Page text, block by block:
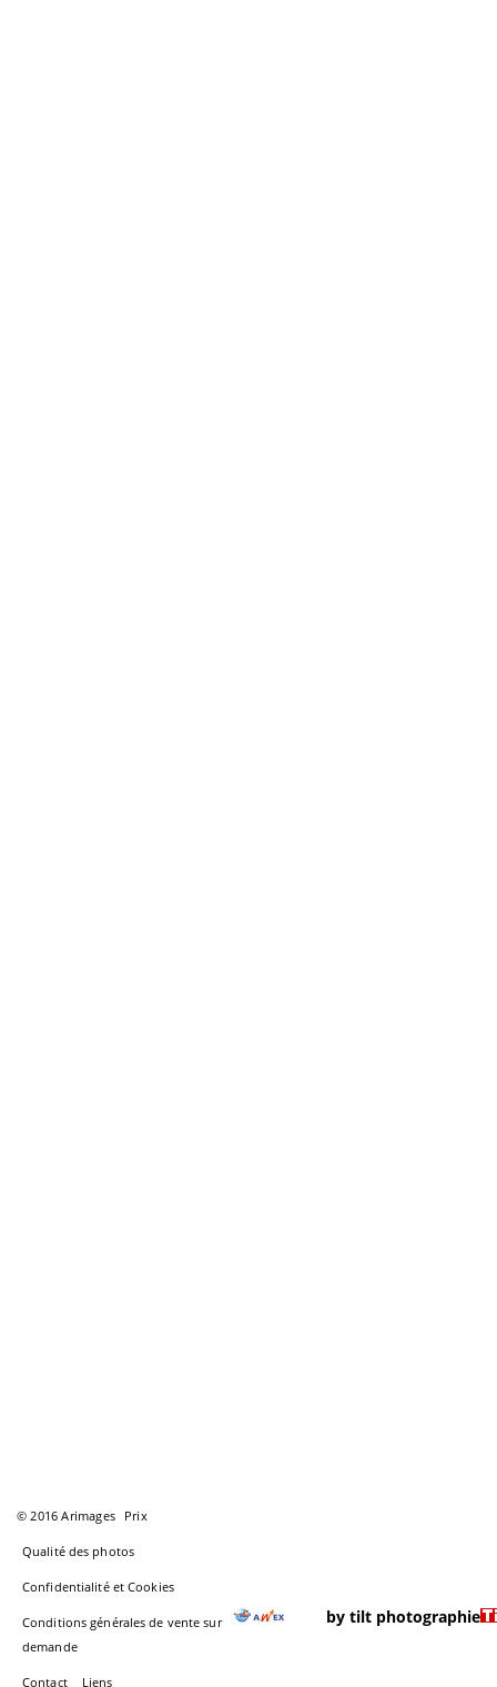
© 2016 Arimages Prix
Qualité des photos
Confidentialité et Cookies
Conditions générales de vente sur
demande
Contact Liens
by tilt photographie